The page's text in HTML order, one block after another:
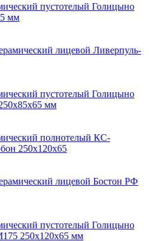
пустотелый Голицыно
мм
лицевой Ливерпуль-
пустотелый Голицыно
мм
полнотелый КС-
250х120х65
лицевой Бостон РФ
пустотелый Голицыно
250х120х65 мм